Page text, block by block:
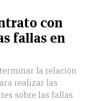
con
fallas en
la relación
realizar las
sobre las fallas